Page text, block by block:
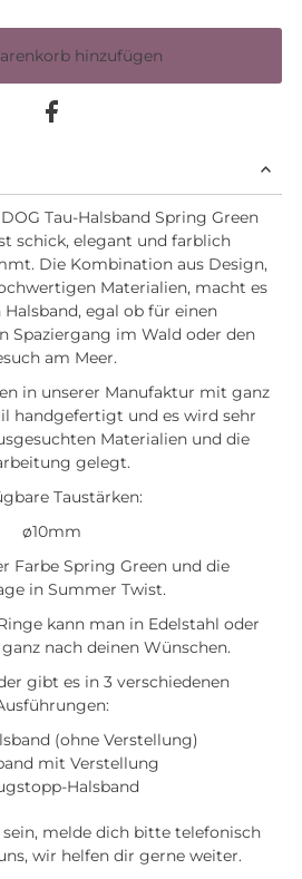
Tau-Halsband Spring Green
schick, elegant und farblich
Die Kombination aus Design,
Materialien, macht es
egal ob für einen
Spaziergang im Wald oder den
am Meer.
in unserer Manufaktur mit ganz
handgefertigt und es wird sehr
Materialien und die
gelegt.
Taustärken:
ø10mm
Farbe Spring Green und die
in Summer Twist.
kann man in Edelstahl oder
nach deinen Wünschen.
gibt es in 3 verschiedenen
(ohne Verstellung)
mit Verstellung
Halsband
melde dich bitte telefonisch
wir helfen dir gerne weiter.